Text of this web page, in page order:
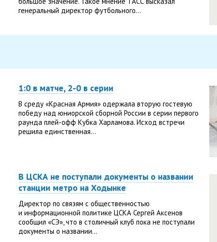
генеральный директор футбольного...
1:0 в матче, 2-0 в серии
В среду «Красная Армия» одержала вторую гостевую
победу над юниорской сборной России в серии первого
раунда плей-офф Кубка Харламова. Исход встречи
решила единственная...
В ЦСКА не поступали документы о названии
станции метро на Ходынке
Директор по связям с общественностью
и информационной политике ЦСКА Сергей Аксенов
сообщил «СЭ», что в столичный клуб пока не поступали
документы о названии...